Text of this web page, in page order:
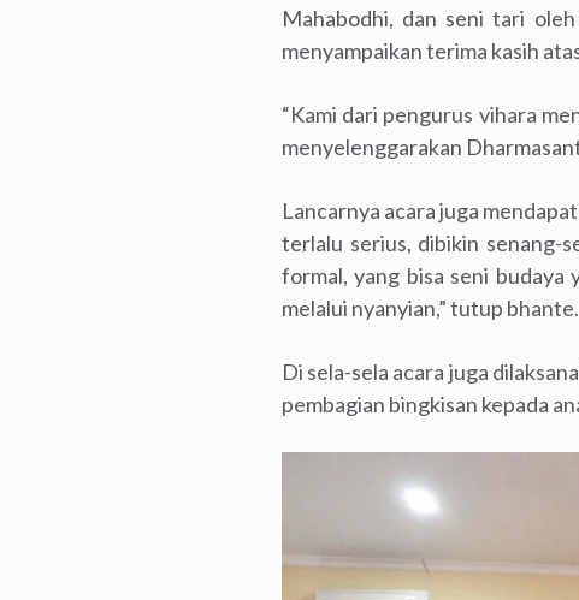
Mahabodhi, dan seni tari
menyampaikan terima kasih
“Kami dari pengurus vihara
menyelenggarakan
Lancarnya acara juga
terlalu serius, dibikin senang-
formal, yang bisa seni budaya
melalui nyanyian,” tutup bhante.
Di sela-sela acara juga
pembagian bingkisan kepada